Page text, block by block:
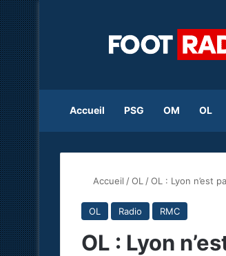
Accueil PSG OM OL
Accueil /OL /OL : Lyon n’est
OL Radio RMC
OL : Lyon